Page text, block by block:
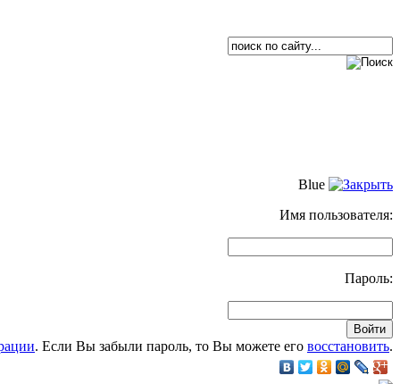
Blue
Имя пользователя:
Пароль:
. Если Вы забыли пароль, то Вы можете его восстановить.